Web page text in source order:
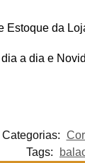
Estoque da
a dia e
Categorias:
Tags: